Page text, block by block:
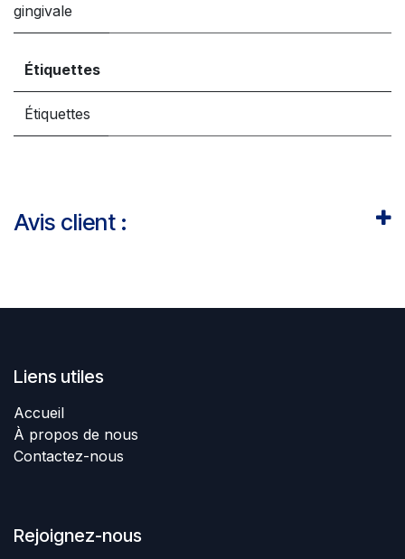
gingivale
Étiquettes
Étiquettes
Avis client :
Liens utiles
Accueil
À propos de nous
Contactez-nous
Rejoignez-nous